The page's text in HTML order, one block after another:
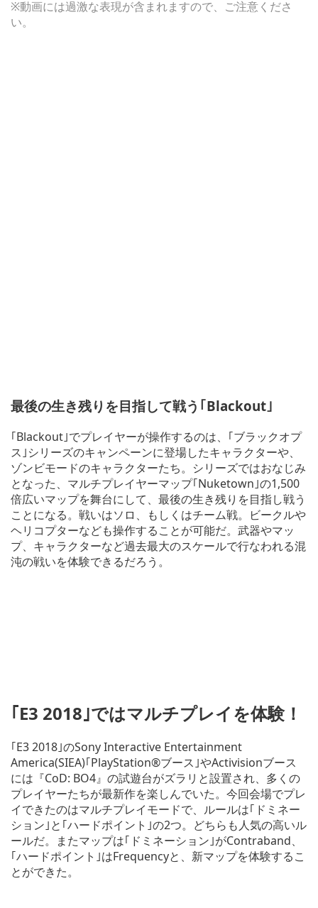
※動画には過激な表現が含まれますので、ご注意くださ
い。
最後の生き残りを目指して戦う｢Blackout｣
｢Blackout｣でプレイヤーが操作するのは、｢ブラックオプ
ス｣シリーズのキャンペーンに登場したキャラクターや、
ゾンビモードのキャラクターたち。シリーズではおなじみ
となった、マルチプレイヤーマップ｢Nuketown｣の1,500
倍広いマップを舞台にして、最後の生き残りを目指し戦う
ことになる。戦いはソロ、もしくはチーム戦。ビークルや
ヘリコプターなども操作することが可能だ。武器やマッ
プ、キャラクターなど過去最大のスケールで行なわれる混
沌の戦いを体験できるだろう。
｢E3 2018｣ではマルチプレイを体験！
｢E3 2018｣のSony Interactive Entertainment
America(SIEA)｢PlayStation®ブース｣やActivisionブース
には『CoD: BO4』の試遊台がズラリと設置され、多くの
プレイヤーたちが最新作を楽しんでいた。今回会場でプレ
イできたのはマルチプレイモードで、ルールは｢ドミネー
ション｣と｢ハードポイント｣の2つ。どちらも人気の高いル
ールだ。またマップは｢ドミネーション｣がContraband、
｢ハードポイント｣はFrequencyと、新マップを体験するこ
とができた。